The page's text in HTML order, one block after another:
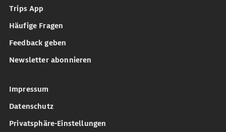
Trips App
Häufige Fragen
Feedback geben
Newsletter abonnieren
Impressum
Datenschutz
Privatsphäre-Einstellungen